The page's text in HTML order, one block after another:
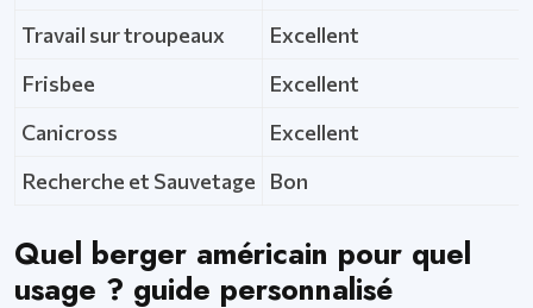
Travail sur troupeaux
Excellent
Frisbee
Excellent
Canicross
Excellent
Recherche et Sauvetage
Bon
Quel berger américain pour quel
usage ? guide personnalisé